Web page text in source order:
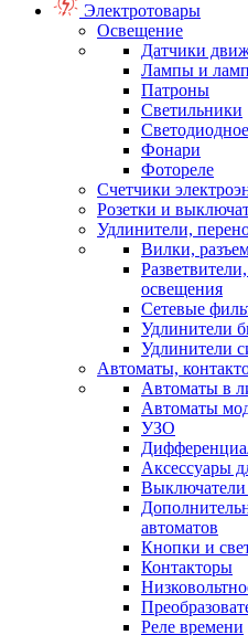
Электротовары
Освещение
Датчики
Лампы и
Патроны
Светильники
Фонари
Фотореле
Счетчики
Розетки и
Удлинители,
Вилки,
освещения
Сетевые
Удлинители
Удлинители
Автоматы,
Автоматы в
Автоматы
УЗО
Аксессуары
Выключатели
автоматов
Кнопки и
Контакторы
Реле времени